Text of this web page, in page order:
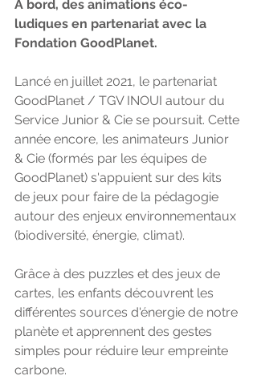
A bord, des animations éco-
ludiques en partenariat avec la
Fondation GoodPlanet.
Lancé en juillet 2021, le partenariat
GoodPlanet / TGV INOUI autour du
Service Junior & Cie se poursuit. Cette
année encore, les animateurs Junior
& Cie (formés par les équipes de
GoodPlanet) s'appuient sur des kits
de jeux pour faire de la pédagogie
autour des enjeux environnementaux
(biodiversité, énergie, climat).
Grâce à des puzzles et des jeux de
cartes, les enfants découvrent les
différentes sources d'énergie de notre
planète et apprennent des gestes
simples pour réduire leur empreinte
carbone.